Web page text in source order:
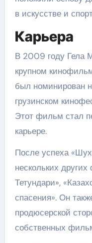
в искусстве и
Карьера
В 2009 году Гела
крупном
был номинирован
грузинском
Этот фильм стал
карьере.
После успеха
нескольких
Тетундари»,
спасения». Он
продюсерской
собственных